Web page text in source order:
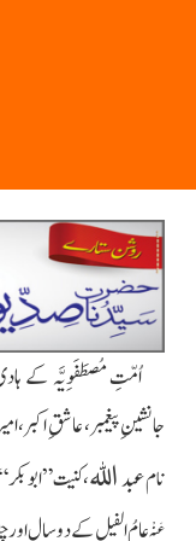
اُمّتِ مُصطَفَوِیَّہ کے
جانشینِ پیغمبر، عاشقِ
نامعبد اللہ، کنیت ”ابو
عَنْہعامُ الفیل کے دو سال اور